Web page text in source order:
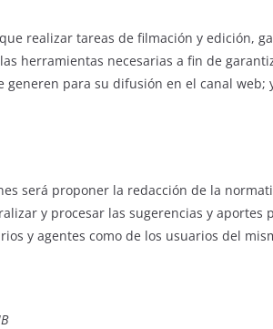
realizar tareas de filmación y edición,
herramientas necesarias a fin de
generen para su difusión en el canal
será proponer la redacción de la
y procesar las sugerencias y
y agentes como de los usuarios del